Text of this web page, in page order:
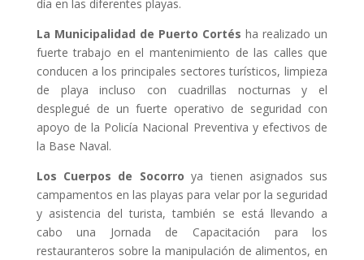
día en las diferentes playas.
La Municipalidad de Puerto Cortés ha realizado un
fuerte trabajo en el mantenimiento de las calles que
conducen a los principales sectores turísticos, limpieza
de playa incluso con cuadrillas nocturnas y el
desplegué de un fuerte operativo de seguridad con
apoyo de la Policía Nacional Preventiva y efectivos de
la Base Naval.
Los Cuerpos de Socorro ya tienen asignados sus
campamentos en las playas para velar por la seguridad
y asistencia del turista, también se está llevando a
cabo una Jornada de Capacitación para los
restauranteros sobre la manipulación de alimentos, en